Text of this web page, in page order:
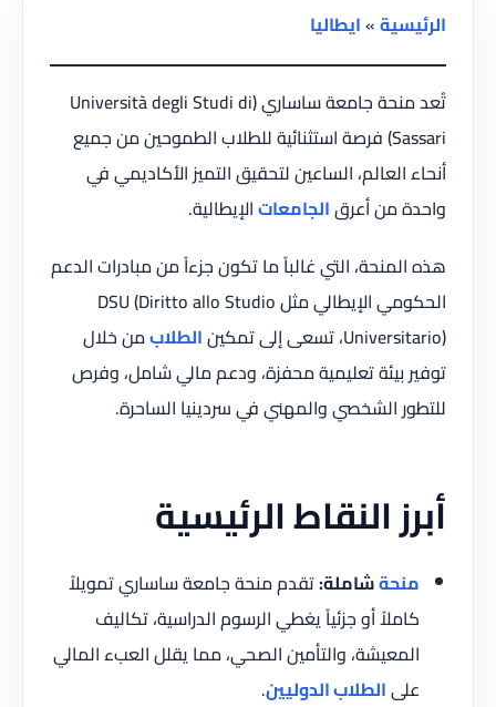
الرئيسية»ايطاليا
تُعد منحة جامعة ساساري (Università degli Studi di
Sassari) فرصة استثنائية للطلاب الطموحين من جميع
أنحاء العالم، الساعين لتحقيق التميز الأكاديمي في
واحدة من أعرقالجامعاتالإيطالية.
هذه المنحة، التي غالباً ما تكون جزءاً من مبادرات الدعم
الحكومي الإيطالي مثل DSU (Diritto allo Studio
Universitario)، تسعى إلى تمكين
الطلابمن خلال
توفير بيئة تعليمية محفزة، ودعم مالي شامل، وفرص
للتطور الشخصي والمهني في سردينيا الساحرة.
أبرز النقاط الرئيسية
منحةشاملة:تقدم منحة جامعة ساساري تمويلاً
كاملاً أو جزئياً يغطي الرسوم الدراسية، تكاليف
المعيشة، والتأمين الصحي، مما يقلل العبء المالي
علىالطلاب الدوليين.